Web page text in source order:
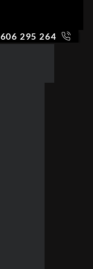
606 295 264